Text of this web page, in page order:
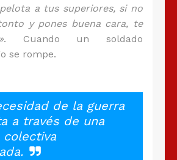
a tus superiores, si no
y pones buena cara, te
. Cuando un soldado
se rompe.
de la guerra
a través de una
colectiva